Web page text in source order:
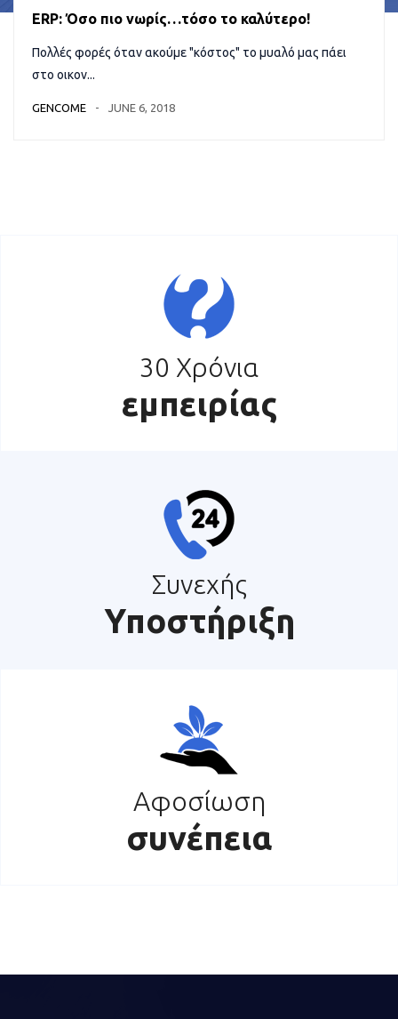
ERP: Όσο πιο νωρίς…τόσο το καλύτερο!
Πολλές φορές όταν ακούμε "κόστος" το μυαλό μας πάει
στο οικον...
GENCOME JUNE 6, 2018
30 Χρόνια
εμπειρίας
Συνεχής
Υποστήριξη
Αφοσίωση
συνέπεια